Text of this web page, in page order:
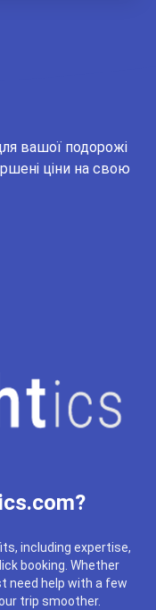
вашої подорожі
ціни на свою
including expertise,
booking. Whether
need help with a few
trip smoother.